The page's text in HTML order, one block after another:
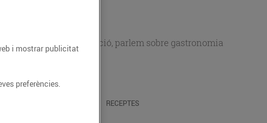
sobre alimentació, parlem sobre gastronomia
RECEPTES
i mostrar publicitat
preferències.